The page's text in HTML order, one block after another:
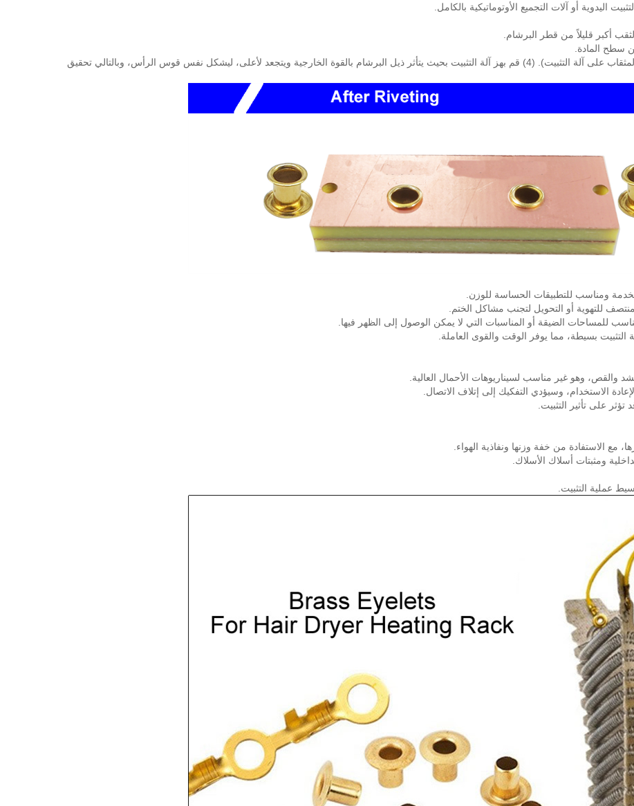
اليدوية أو آلات التجميع الأوتوماتيكية بالكامل.
(3) قم بمحاذاة فتحة البرشام مع المثقاب المطابقة (يتم تثبيت المثقاب على آلة التثبيت). (4) قم بهز آلة التثبيت بحيث يتأثر ذيل البرشام بالقوة الخارجية ويتجعد لأعلى، ليشكل نفس قوس الرأس، وبالتالي تحقيق